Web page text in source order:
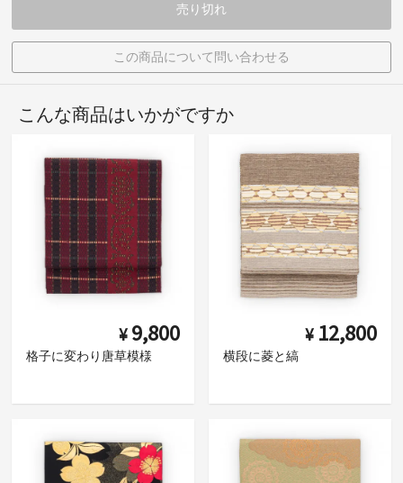
売り切れ
この商品について問い合わせる
こんな商品はいかがですか
¥ 9,800
格子に変わり唐草模様
¥ 12,800
横段に菱と縞